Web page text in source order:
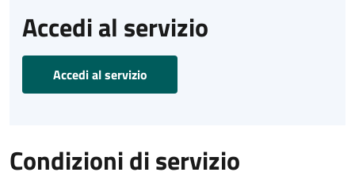
Accedi al servizio
Accedi al servizio
Condizioni di servizio